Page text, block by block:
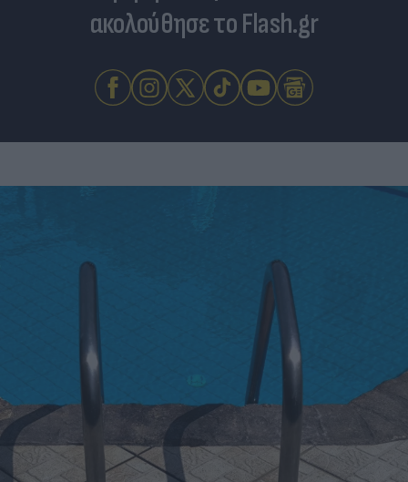
ακολούθησε το Flash.gr